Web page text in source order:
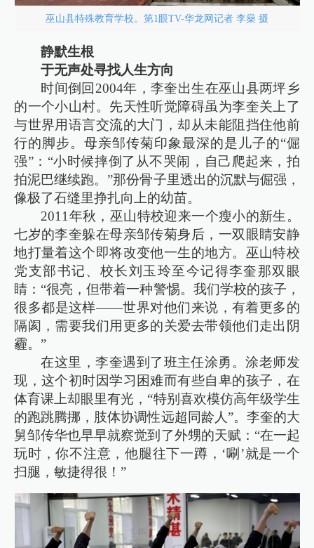
巫山县特殊教育学校。第1眼TV-华龙网记者 李燊 摄
静默生根
于无声处寻找人生方向
时间倒回2004年，李奎出生在巫山县两坪乡
的一个小山村。先天性听觉障碍虽为李奎关上了
与世界用语言交流的大门，却从未能阻挡住他前
行的脚步。母亲邹传菊印象最深的是儿子的“倔
强”：“小时候摔倒了从不哭闹，自己爬起来，拍
拍泥巴继续跑。”那份骨子里透出的沉默与倔强，
像极了石缝里挣扎向上的幼苗。
2011年秋，巫山特校迎来一个瘦小的新生。
七岁的李奎躲在母亲邹传菊身后，一双眼睛安静
地打量着这个即将改变他一生的地方。巫山特校
党支部书记、校长刘玉玲至今记得李奎那双眼
睛：“很亮，但带着一种警惕。我们学校的孩子，
很多都是这样——世界对他们来说，有着更多的
隔阂，需要我们用更多的关爱去带领他们走出阴
霾。”
在这里，李奎遇到了班主任涂勇。涂老师发
现，这个初时因学习困难而有些自卑的孩子，在
体育课上却眼里有光，“特别喜欢模仿高年级学生
的跑跳腾挪，肢体协调性远超同龄人”。李奎的大
舅邹传华也早早就察觉到了外甥的天赋：“在一起
玩时，你不注意，他腿往下一蹲，‘唰’就是一个
扫腿，敏捷得很！”